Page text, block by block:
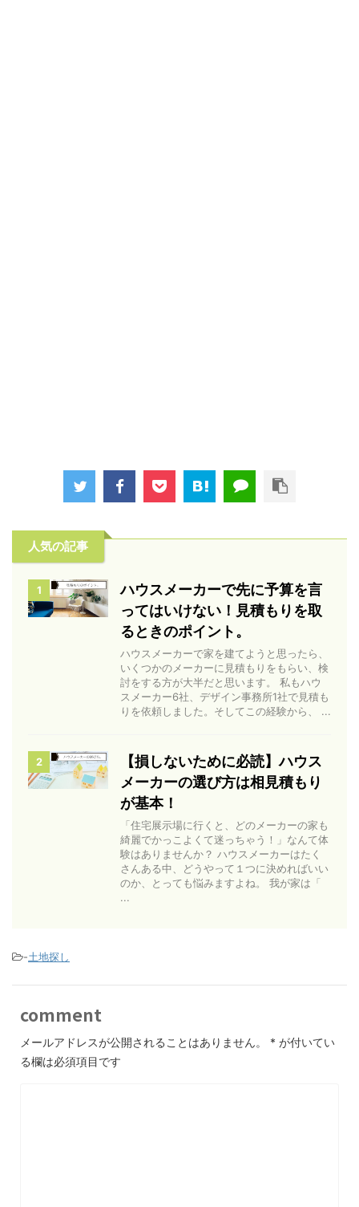
人気の記事
1
ハウスメーカーで先に予算を言
ってはいけない！見積もりを取
るときのポイント。
ハウスメーカーで家を建てようと思ったら、
いくつかのメーカーに見積もりをもらい、検
討をする方が大半だと思います。 私もハウ
スメーカー6社、デザイン事務所1社で見積も
りを依頼しました。そしてこの経験から、 ...
2
【損しないために必読】ハウス
メーカーの選び方は相見積もり
が基本！
「住宅展示場に行くと、どのメーカーの家も
綺麗でかっこよくて迷っちゃう！」なんて体
験はありませんか？ ハウスメーカーはたく
さんある中、どうやって１つに決めればいい
のか、とっても悩みますよね。 我が家は「
...
-土地探し
comment
メールアドレスが公開されることはありません。 * が付いてい
る欄は必須項目です